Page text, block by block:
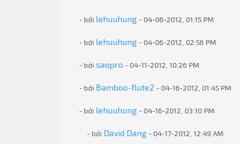
- bởi lehuuhung- 04-06-2012, 01:15 PM
- bởi lehuuhung- 04-06-2012, 02:56 PM
- bởi saopro- 04-11-2012, 10:26 PM
- bởi Bamboo-flute2 - 04-16-2012, 01:45 PM
- bởi lehuuhung- 04-16-2012, 03:10 PM
- bởi David Dang- 04-17-2012, 12:49 AM